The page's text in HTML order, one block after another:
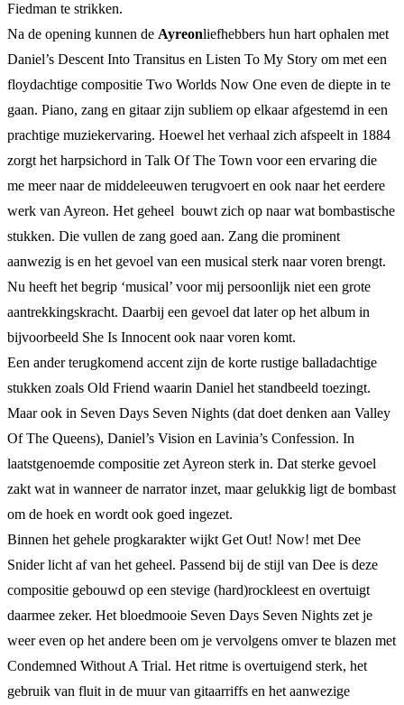
Fiedman te strikken.
Na de opening kunnen de Ayreonliefhebbers hun hart ophalen met
Daniel’s Descent Into Transitus en Listen To My Story om met een
floydachtige compositie Two Worlds Now One even de diepte in te
gaan. Piano, zang en gitaar zijn subliem op elkaar afgestemd in een
prachtige muziekervaring. Hoewel het verhaal zich afspeelt in 1884
zorgt het harpsichord in Talk Of The Town voor een ervaring die
me meer naar de middeleeuwen terugvoert en ook naar het eerdere
werk van Ayreon. Het geheel bouwt zich op naar wat bombastische
stukken. Die vullen de zang goed aan. Zang die prominent
aanwezig is en het gevoel van een musical sterk naar voren brengt.
Nu heeft het begrip ‘musical’ voor mij persoonlijk niet een grote
aantrekkingskracht. Daarbij een gevoel dat later op het album in
bijvoorbeeld She Is Innocent ook naar voren komt.
Een ander terugkomend accent zijn de korte rustige balladachtige
stukken zoals Old Friend waarin Daniel het standbeeld toezingt.
Maar ook in Seven Days Seven Nights (dat doet denken aan Valley
Of The Queens), Daniel’s Vision en Lavinia’s Confession. In
laatstgenoemde compositie zet Ayreon sterk in. Dat sterke gevoel
zakt wat in wanneer de narrator inzet, maar gelukkig ligt de bombast
om de hoek en wordt ook goed ingezet.
Binnen het gehele progkarakter wijkt Get Out! Now! met Dee
Snider licht af van het geheel. Passend bij de stijl van Dee is deze
compositie gebouwd op een stevige (hard)rockleest en overtuigt
daarmee zeker. Het bloedmooie Seven Days Seven Nights zet je
weer even op het andere been om je vervolgens omver te blazen met
Condemned Without A Trial. Het ritme is overtuigend sterk, het
gebruik van fluit in de muur van gitaarriffs en het aanwezige